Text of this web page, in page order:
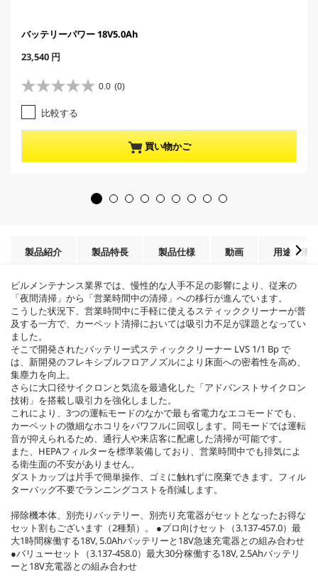
バッテリーパワー 18V5.0Ah
C
r
r
e
n
t
p
e
23,540 円
0.0 (0)
星
0
.
0
／
5
比較する
買い物かご
製品紹介 製品特長 製品仕様 動画 用途・清
ビルメンテナンス業界では、慢性的な人手不足の影響により、従来の
「夜間清掃」から「営業時間中の清掃」への移行が進んでいます。
こうした状況下、営業時間中に手軽に使えるスティッククリーナーが普
及する一方で、カーペット清掃においては吸引力不足が課題となってい
ました。
そこで開発されたバッテリー式スティッククリーナー LVS 1/1 Bp で
は、新開発のフレキシブルフロアノズルにより床面への密着性を高め、
集塵力を向上。
さらに大口径サイクロンと気流を最適化した「アドバンストサイクロン
技術」を搭載し吸引力を強化しました。
これにより、3つの運転モードのなかで最も省電力なエコモードでも、
カーペットの微細なホコリをパワフルに回収します。同モードでは運転
音が抑えられるため、通行人や来店客に配慮した清掃が可能です。
また、HEPAフィルターを標準装備しており、営業時間中でも排気によ
る衛生面の不安がありません。
ダストカップは片手で簡単操作、ゴミに触れずに廃棄できます。フィル
ターバッグ不要でランニングコストを削減します。
掃除機本体、別売りバッテリー、別売り充電器がセットとなったお得な
セット割もございます（2種類）。 ●プロ向けセット（3.137-457.0）最
大1時間稼働する18V, 5.0Ahバッテリーと18V急速充電器との組み合わせ
●バリューセット（3.137-458.0）最大30分稼働する18V, 2.5Ahバッテリ
ーと18V充電器との組み合わせ